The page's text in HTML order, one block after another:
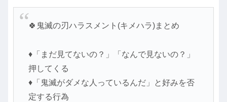
🍀鬼滅の刃ハラスメント(キメハラ)まとめ
♦「まだ見てないの？」「なんで見ないの？」
押してくる
♦「鬼滅がダメな人っているんだ」と好みを否
定する行為